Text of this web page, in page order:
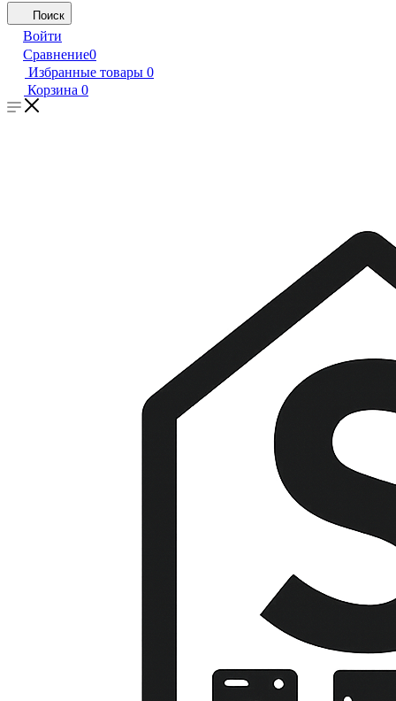
Поиск
Войти
Сравнение0
Избранные товары 0
Корзина 0